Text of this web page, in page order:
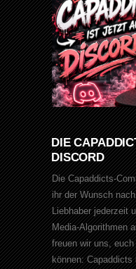
DIE
DISCORD
Die Capaddicts-
ihr der Wunsch
Liebhaber jederzeit
Media-Algorithmen
freuen wir uns,
können: